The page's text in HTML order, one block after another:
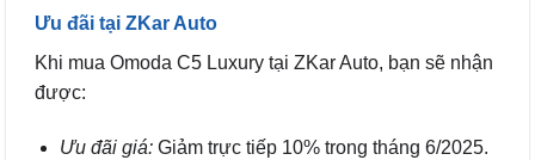
Ưu đãi tại ZKar Auto
Khi mua Omoda C5 Luxury tại ZKar Auto, bạn sẽ nhận
được:
Ưu đãi giá:Giảm trực tiếp 10% trong tháng 6/2025.